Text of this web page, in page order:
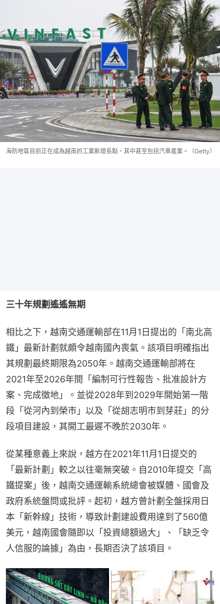
海防地區目前正在成為越南的工業新增長點，其中甚至包括汽車產業。（Getty）
三十年規劃遙遙無期
相比之下，越南交通運輸部在11月1日提出的「南北高
鐵」最新計劃就頗令越南國內喪氣。該項目明確指出
其規劃最終期限為2050年。越南交通運輸部將在
2021年至2026年間「編制可行性報告、批准設計方
案、完成徵地」。並從2028年到2029年開始第一階
段「從河內到榮市」以及「從胡志明市到芽莊」的分
段項目建設，其開工最遲不晚於2030年。
從某種意義上來說，越方在2021年11月1日提交的
「最新計劃」較之以往毫無突破。自2010年提交「高
鐵提案」後，越南交通運輸系統總會被媒體、國會及
政府系統盤問或批評。起初，越方曾計劃全盤採用日
本「新幹線」技術，導致計劃建設費用達到了560億
美元，越南國會隨即以「投資總額過大」、「缺乏令
人信服的論據」為由，長期否決了該項目。